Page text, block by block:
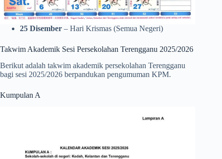
25 Disember – Hari Krismas (Semua Negeri)
Takwim Akademik Sesi Persekolahan Terengganu 2025/2026
Berikut adalah takwim akademik persekolahan Terengganu
bagi sesi 2025/2026 berpandukan pengumuman KPM.
Kumpulan A